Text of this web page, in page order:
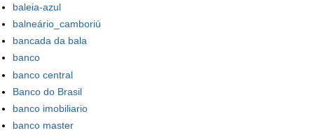
baleia-azul
balneário_camboriú
bancada da bala
banco
banco central
Banco do Brasil
banco imobiliario
banco master